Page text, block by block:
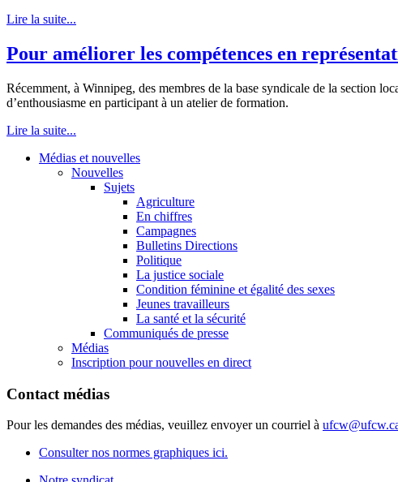
Lire la suite...
Pour améliorer les compétences en
Récemment, à Winnipeg, des membres de la base syndicale de la section
d’enthousiasme en participant à un atelier de formation.
Lire la suite...
Médias et nouvelles
Nouvelles
Sujets
Agriculture
En chiffres
Campagnes
Bulletins Directions
Politique
La justice sociale
Condition féminine et égalité des sexes
Jeunes travailleurs
La santé et la sécurité
Communiqués de presse
Médias
Inscription pour nouvelles en direct
Contact médias
Pour les demandes des médias, veuillez envoyer un courriel à
Consulter nos normes graphiques ici.